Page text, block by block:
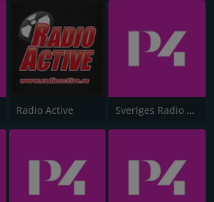
Radio Active Sveriges Radio P4 Kronoberg